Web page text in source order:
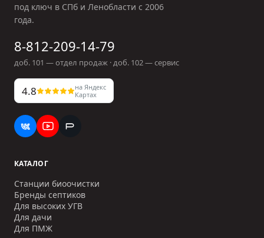
под ключ в СПб и Ленобласти с 2006
года.
8-812-209-14-79
доб. 101 — отдел продаж · доб. 102— сервис
4.8
на Яндекс
Картах
КАТАЛОГ
Станции биоочистки
Бренды септиков
Для высоких УГВ
Для дачи
Для ПМЖ